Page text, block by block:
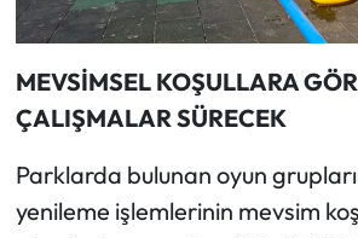
MEVSİMSEL KOŞULLARA
ÇALIŞMALAR SÜRECEK
Parklarda bulunan oyun
yenileme işlemlerinin mevsim